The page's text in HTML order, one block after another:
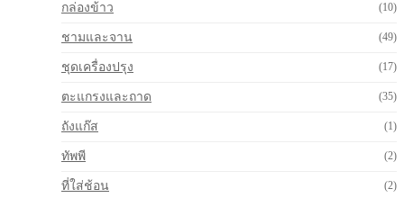
กล่องข้าว (10)
ชามและจาน (49)
ชุดเครื่องปรุง (17)
ตะแกรงและถาด (35)
ถังแก๊ส (1)
ทัพพี (2)
ที่ใส่ช้อน (2)